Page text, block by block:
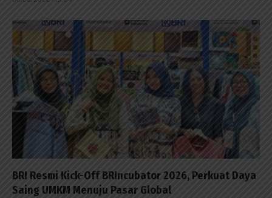
BRI Resmi Kick-Off BRIncubator 2026, Perkuat Daya
Saing UMKM Menuju Pasar Global